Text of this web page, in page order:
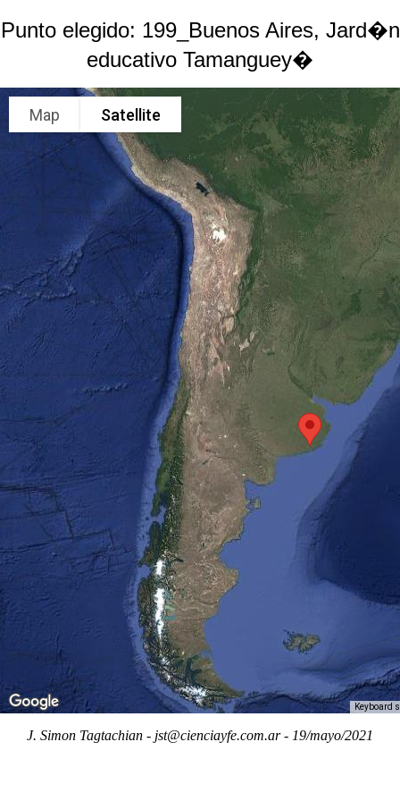
Punto elegido: 199_Buenos Aires, Jard�n
educativo Tamanguey�
Map Satellite
Keyboard
J. Simon Tagtachian - jst@cienciayfe.com.ar - 19/mayo/2021